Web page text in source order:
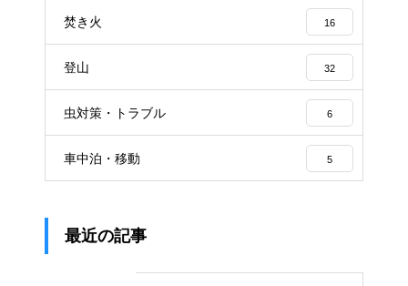
焚き火 16
登山 32
虫対策・トラブル 6
車中泊・移動 5
最近の記事